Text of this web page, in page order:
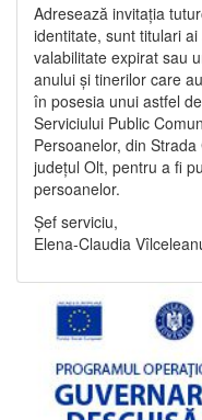
Adresează invitația
identitate, sunt titulari
valabilitate expirat sau
anului și tinerilor care
în posesia unui astfel
Serviciului Public
Persoanelor, din
județul Olt, pentru a fi
persoanelor.
Șef serviciu,
Elena-Claudia